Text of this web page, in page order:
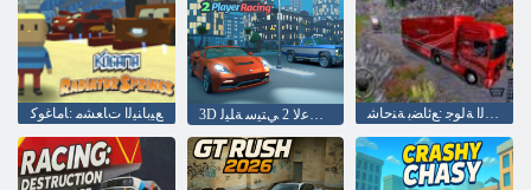
ﻊﻴﺑﺎﻨﻴﻟﺍ ﺕﺎﻌﺸﻣ :ﺎﻣﺎﻏﻮﻛ 3D ﻕﺎﺒﺳ ﺐﻋﻻ 2 ﻲﺘﻴﺳ ﺔﻠﻴﻟ ﺔﻴﻜﻳﺮﻣﻷ ﺍ ﻭﺭﻮﻴﻟﺍ ﺔﻟﻮﺟ :ﻊﺋﺎﻀﺑ ﺔﻨﺣﺎﺷ